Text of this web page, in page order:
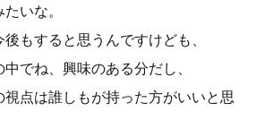
いな。
もすると思うんですけども、
でね、興味のある分だし、
点は誰しもが持った方がいいと思